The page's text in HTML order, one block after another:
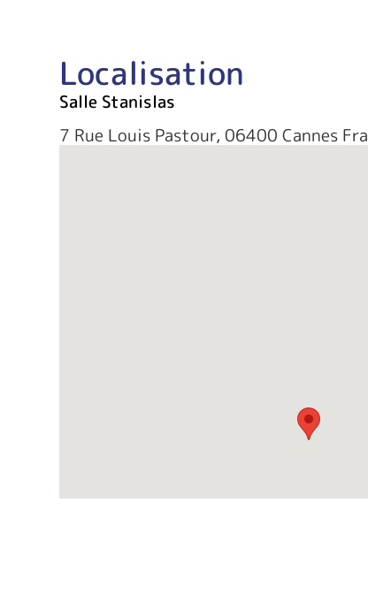
Localisation
Salle Stanislas
7 Rue Louis Pastour, 06400 Cannes